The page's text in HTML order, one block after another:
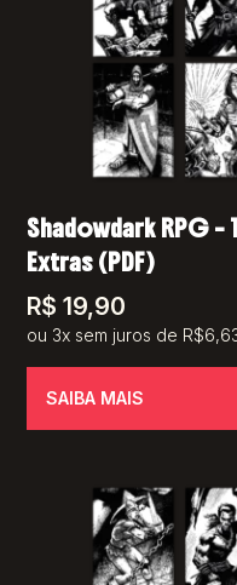
Shadowdark RPG
Extras (PDF)
R$ 19,90
ou 3x sem juros de
SAIBA MAIS